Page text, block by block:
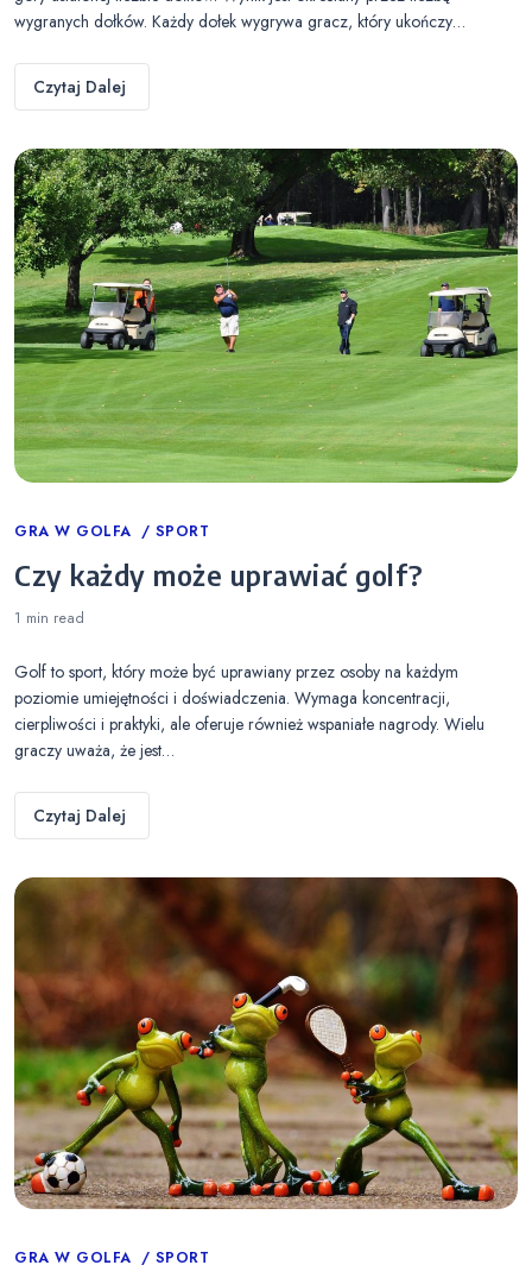
wygranych dołków. Każdy dołek wygrywa gracz, który ukończy…
Czytaj Dalej
Categories
GRA W GOLFA SPORT
Czy każdy może uprawiać golf?
1 min read
Golf to sport, który może być uprawiany przez osoby na każdym
poziomie umiejętności i doświadczenia. Wymaga koncentracji,
cierpliwości i praktyki, ale oferuje również wspaniałe nagrody. Wielu
graczy uważa, że jest…
Czytaj Dalej
Categories
GRA W GOLFA SPORT